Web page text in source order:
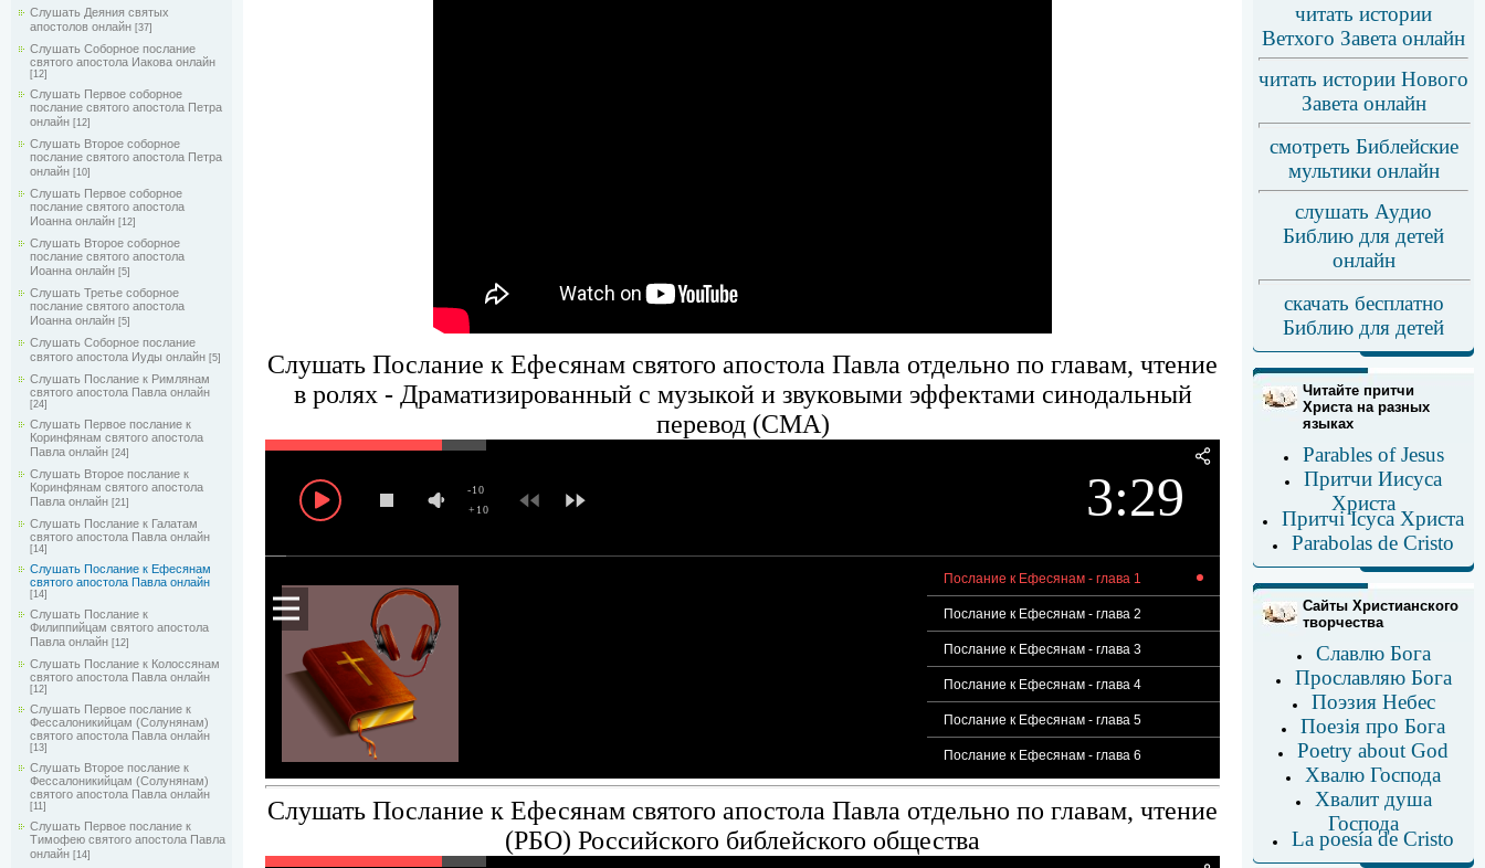
Слушать Деяния святых
апостолов онлайн [37]
Слушать Соборное послание
святого апостола Иакова онлайн
[12]
Слушать Первое соборное
послание святого апостола Петра
онлайн [12]
Слушать Второе соборное
послание святого апостола Петра
онлайн [10]
Слушать Первое соборное
послание святого апостола
Иоанна онлайн [12]
Слушать Второе соборное
послание святого апостола
Иоанна онлайн [5]
Слушать Третье соборное
послание святого апостола
Иоанна онлайн [5]
Слушать Соборное послание
святого апостола Иуды онлайн [5]
Слушать Послание к Римлянам
святого апостола Павла онлайн
[24]
Слушать Первое послание к
Коринфянам святого апостола
Павла онлайн [24]
Слушать Второе послание к
Коринфянам святого апостола
Павла онлайн [21]
Слушать Послание к Галатам
святого апостола Павла онлайн
[14]
Слушать Послание к Ефесянам
святого апостола Павла онлайн
[14]
Слушать Послание к
Филиппийцам святого апостола
Павла онлайн [12]
Слушать Послание к Колоссянам
святого апостола Павла онлайн
[12]
Слушать Первое послание к
Фессалоникийцам (Солунянам)
святого апостола Павла онлайн
[13]
Слушать Второе послание к
Фессалоникийцам (Солунянам)
святого апостола Павла онлайн
[11]
Слушать Первое послание к
Тимофею святого апостола Павла
онлайн [14]
Слушать Послание к Ефесянам святого апостола Павла отдельно по главам, чтение
в ролях - Драматизированный с музыкой и звуковыми эффектами синодальный
перевод (CMA)
3:29
+10
-10
Послание к Ефесянам - глава 1
Послание к Ефесянам - глава 2
Послание к Ефесянам - глава 3
Послание к Ефесянам - глава 4
Послание к Ефесянам - глава 5
Послание к Ефесянам - глава 6
Слушать Послание к Ефесянам святого апостола Павла отдельно по главам, чтение
(РБО) Российского библейского общества
читать истории
Ветхого Завета онлайн
читать истории Нового
Завета онлайн
смотреть Библейские
мультики онлайн
слушать Аудио
Библию для детей
онлайн
скачать бесплатно
Библию для детей
Читайте притчи
Христа на разных
языках
Parables of Jesus
Притчи Иисуса
Христа
Притчі Ісуса Христа
Parabolas de Cristо
Сайты Христианского
творчества
Славлю Бога
Прославляю Бога
Поэзия Небес
Поезія про Бога
Poetry about God
Хвалю Господа
Хвалит душа
Господа
La poesía de Cristo